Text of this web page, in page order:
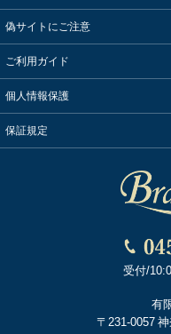
偽サイトにご注意
ご利用ガイド
個人情報保護
保証規定
受付/
有
〒231-0057